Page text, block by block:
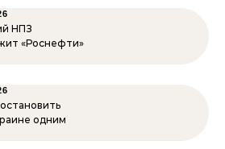
НПЗ
«Роснефти»
одним